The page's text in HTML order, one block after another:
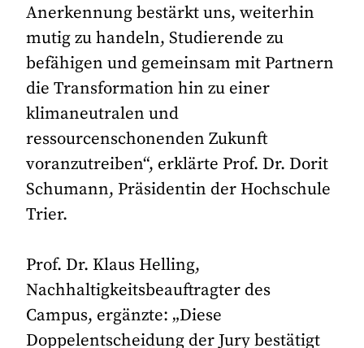
Anerkennung bestärkt uns, weiterhin
mutig zu handeln, Studierende zu
befähigen und gemeinsam mit Partnern
die Transformation hin zu einer
klimaneutralen und
ressourcenschonenden Zukunft
voranzutreiben“, erklärte Prof. Dr. Dorit
Schumann, Präsidentin der Hochschule
Trier.
Prof. Dr. Klaus Helling,
Nachhaltigkeitsbeauftragter des
Campus, ergänzte: „Diese
Doppelentscheidung der Jury bestätigt